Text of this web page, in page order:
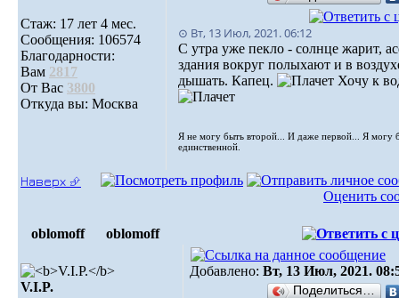
Стаж: 17 лет 4 мес.
Сообщения: 106574
Благодарности:
Вам 2817
От Вас 3800
Откуда вы: Москва
⊙ Вт, 13 Июл, 2021. 06:12
С утра уже пекло - солнце жарит,
здания вокруг полыхают и в
дышать. Капец.
Хочу к
Я не могу быть второй... И даже первой... Я могу
единственной.
Наверх ⮵
Оценить
oblomoff oblomoff
V.I.P.
Добавлено: Вт, 13 Июл, 2021.
Поделиться…